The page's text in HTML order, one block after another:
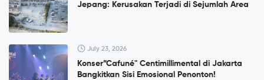
Jepang: Kerusakan Terjadi di Sejumlah Area
July 23, 2026
Konser”Cafuné" Centimillimental di Jakarta
Bangkitkan Sisi Emosional Penonton!